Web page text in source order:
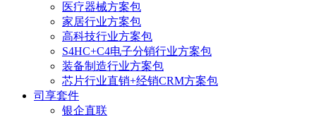
医疗器械方案包
家居行业方案包
高科技行业方案包
S4HC+C4电子分销行业方案包
装备制造行业方案包
芯片行业直销+经销CRM方案包
司享套件
银企直联